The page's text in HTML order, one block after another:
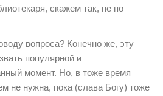
скажем так, не по
вопроса? Конечно же, эту
популярной и
момент. Но, в тоже время
не нужна, пока (слава Богу) тоже